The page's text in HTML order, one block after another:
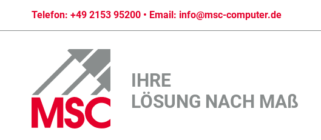
Telefon: +49 2153 95200 • Email: info@msc-computer.de
IHRE
LÖSUNG NACH MAß